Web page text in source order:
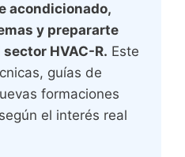
acondicionado,
y prepararte
HVAC-R. Este
guías de
formaciones
el interés real